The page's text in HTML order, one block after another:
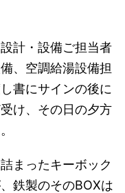
計・設備ご担当者
、空調給湯設備担
書にサインの後に
け、その日の夕方
まったキーボック
鉄製のそのBOXは